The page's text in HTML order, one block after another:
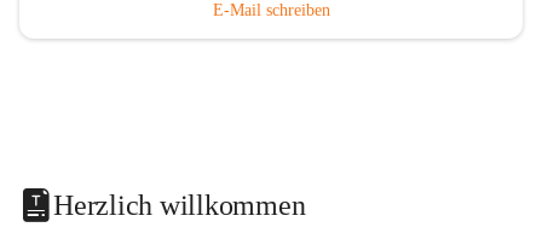
E-Mail schreiben
Herzlich willkommen